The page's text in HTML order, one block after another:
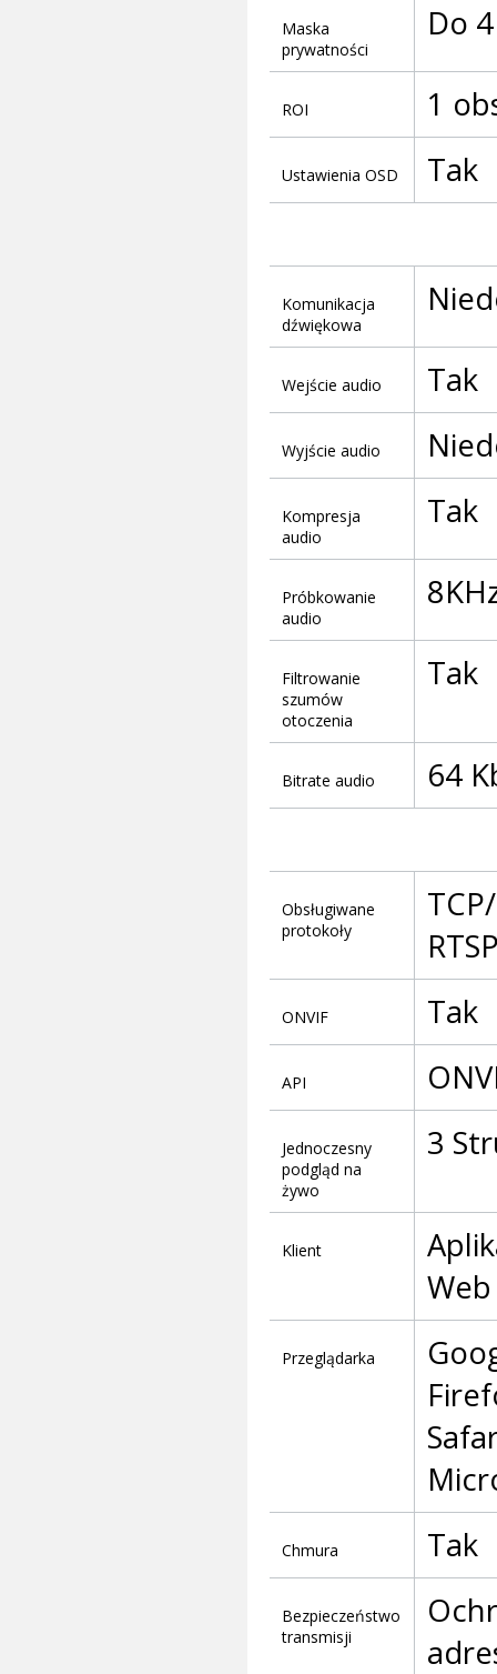
Maska
prywatności
Do
ROI 1
Ustawienia OSD Tak
Komunikacja
dźwiękowa
Wejście audio Tak
Wyjście audio
Kompresja
audio
Tak
Próbkowanie
audio
Filtrowanie
szumów
otoczenia
Tak
Bitrate audio 64
Obsługiwane
protokoły
ONVIF Tak
API
Jednoczesny
podgląd na
żywo
3
Klient
Web
Przeglądarka
Chmura Tak
Bezpieczeństwo
transmisji